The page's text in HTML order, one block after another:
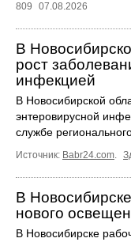
809
07.08.2026
В
рост
инфекцией
В Новосибирской
энтеровирусной
службе
Источник: Babr24.com.
В
нового
В Новосибирске